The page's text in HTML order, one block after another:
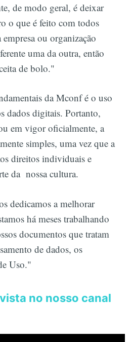
de modo geral, é deixar
o que é feito com todos
empresa ou organização
uma da outra, então
de bolo."
da Mconf é o uso
dados digitais. Portanto,
em vigor oficialmente, a
simples, uma vez que a
direitos individuais e
da nossa cultura.
dedicamos a melhorar
há meses trabalhando
documentos que tratam
de dados, os
Uso."
no nosso canal